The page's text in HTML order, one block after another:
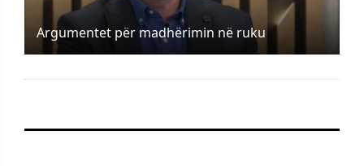
Argumentet për madhërimin në ruku